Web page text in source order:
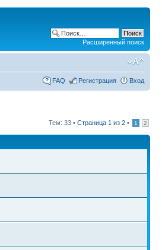
Расширенный поиск
FAQ Регистрация Вход
Тем: 33 • Страница 1 из 2 • 1 2